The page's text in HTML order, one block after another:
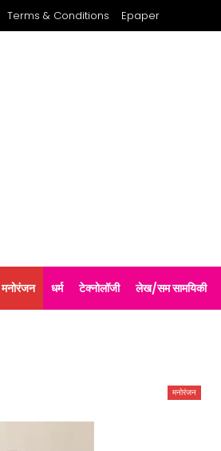
Terms & Conditions Epaper
मनोरंजन धर्म टेक्नोलॉजी लेख/सम सामयिकी
मनोरंजन